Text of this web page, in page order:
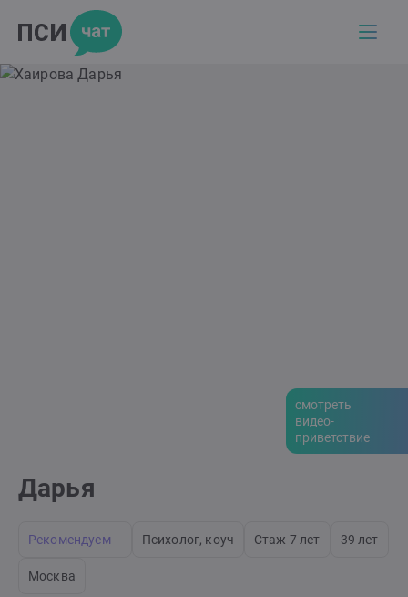
смотреть
видео-
приветствие
Дарья
Рекомендуем Психолог, коуч Стаж 7 лет 39 лет
Москва